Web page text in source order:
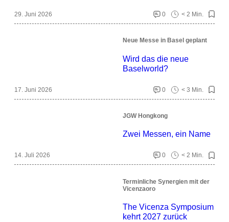
29. Juni 2026 0 < 2 Min.
Neue Messe in Basel geplant
Wird das die neue
Baselworld?
17. Juni 2026 0 < 3 Min.
JGW Hongkong
Zwei Messen, ein Name
14. Juli 2026 0 < 2 Min.
Terminliche Synergien mit der
Vicenzaoro
The Vicenza Symposium
kehrt 2027 zurück